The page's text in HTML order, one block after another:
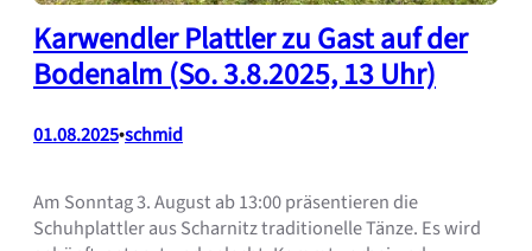
Karwendler Plattler zu Gast auf der
Bodenalm (So. 3.8.2025, 13 Uhr)
01.08.2025•schmid
Am Sonntag 3. August ab 13:00 präsentieren die
Schuhplattler aus Scharnitz traditionelle Tänze. Es wird